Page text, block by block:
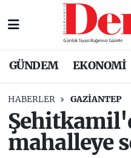
GÜNDEM EKONOMİ
HABERLER GAZIANTEP
mahalleye
Nöbetçi Eczaneler
Trafik Durumu
Süper Lig Puan